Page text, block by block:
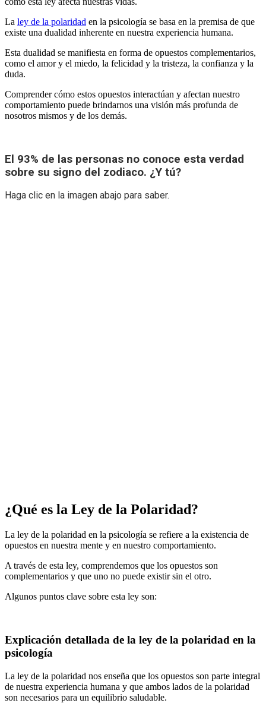
La ley de la polaridad en la psicología se basa en la premisa de que
existe una dualidad inherente en nuestra experiencia humana.
Esta dualidad se manifiesta en forma de opuestos complementarios,
como el amor y el miedo, la felicidad y la tristeza, la confianza y la
duda.
Comprender cómo estos opuestos interactúan y afectan nuestro
comportamiento puede brindarnos una visión más profunda de
nosotros mismos y de los demás.
El 93% de las personas no conoce esta verdad
sobre su signo del zodiaco. ¿Y tú?
Haga clic en la imagen abajo para saber.
¿Qué es la Ley de la Polaridad?
La ley de la polaridad en la psicología se refiere a la existencia de
opuestos en nuestra mente y en nuestro comportamiento.
A través de esta ley, comprendemos que los opuestos son
complementarios y que uno no puede existir sin el otro.
Algunos puntos clave sobre esta ley son:
Explicación detallada de la ley de la polaridad en la
psicología
La ley de la polaridad nos enseña que los opuestos son parte integral
de nuestra experiencia humana y que ambos lados de la polaridad
son necesarios para un equilibrio saludable.